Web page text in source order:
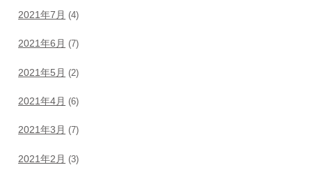
2021年7月 (4)
2021年6月 (7)
2021年5月 (2)
2021年4月 (6)
2021年3月 (7)
2021年2月 (3)